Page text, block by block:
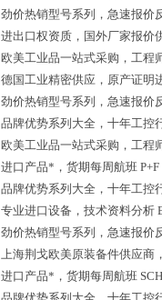
劲价热销型号系列，急速报价
进出口权资质，国外厂家报价
欧美工业品一站式采购，工程
德国工业精密供应，原产证明
劲价热销型号系列，急速报价
品牌优势系列大全，十年工控
欧美工业品一站式采购，工程
进口产品*，货期每周航班
品牌优势系列大全，十年工控
专业进口设备，技术资料分析
劲价热销型号系列，急速报价
上海荆戈欧美原装备件供应商
进口产品*，货期每周航班